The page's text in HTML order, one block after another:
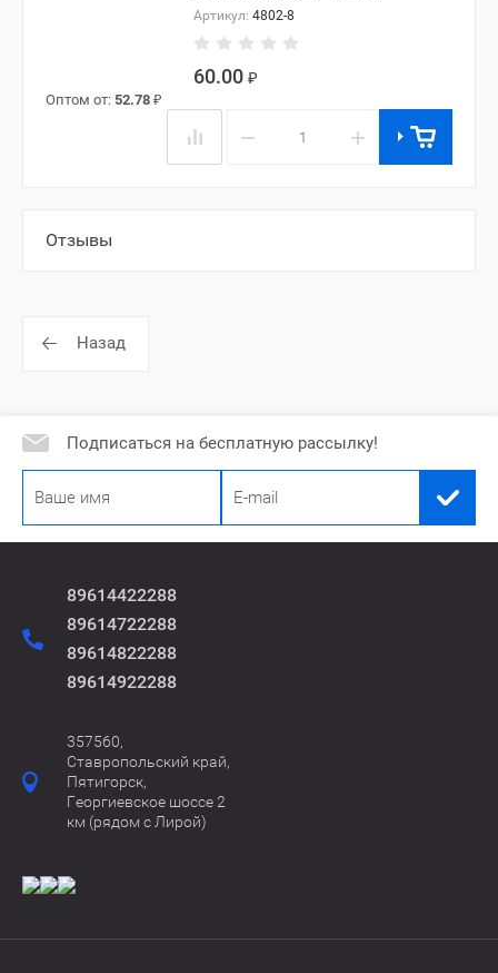
Артикул: 4802-8
60.00 ₽
Оптом от: 52.78 ₽
− +
Отзывы
Назад
Подписаться на бесплатную рассылку!
89614422288
89614722288
89614822288
89614922288
357560,
Ставропольский край,
Пятигорск,
Георгиевское шоссе 2
км (рядом с Лирой)